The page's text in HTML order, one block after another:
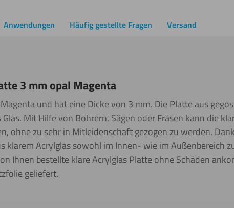
Anwendungen Häufig gestellte Fragen Versand
3 mm opal Magenta
und hat eine Dicke von 3 mm. Die Platte aus
Mit Hilfe von Bohrern, Sägen oder Fräsen kann die
ohne zu sehr in Mitleidenschaft gezogen zu werden.
klarem Acrylglas sowohl im Innen- wie im Außenbereich
Ihnen bestellte klare Acrylglas Platte ohne Schäden
geliefert.